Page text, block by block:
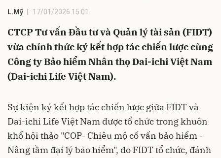
L.Mỹ 17/01/2026 15:01
CTCP Tư vấn Đầu tư và Quản lý tài sản (FIDT)
vừa chính thức ký kết hợp tác chiến lược cùng
Công ty Bảo hiểm Nhân thọ Dai-ichi Việt Nam
(Dai-ichi Life Việt Nam).
Sự kiện ký kết hợp tác chiến lược giữa FIDT và
Dai-ichi Life Việt Nam được tổ chức trong khuôn
khổ hội thảo "COP- Chiêu mộ cố vấn bảo hiểm -
Nâng tầm đại lý bảo hiểm", do FIDT tổ chức, đánh
Hủy